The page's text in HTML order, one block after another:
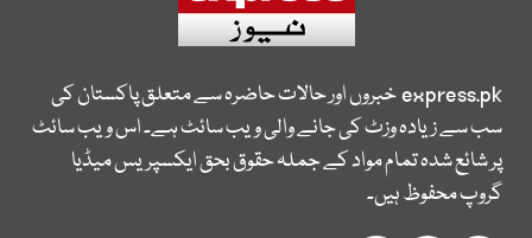
express.pkخبروں اور حالات حاضرہ سے متعلق پاکستان کی
سب سے زیادہ وزٹ کی جانے والی ویب سائٹ ہے۔ اس ویب سائٹ
پر شائع شدہ تمام مواد کے جملہ حقوق بحق ایکسپریس میڈیا
گروپ محفوظ ہیں۔